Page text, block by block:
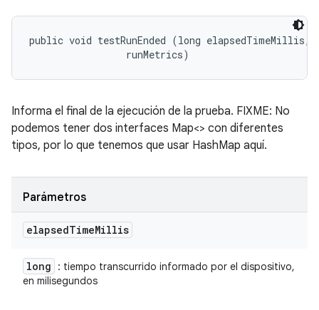
public void testRunEnded (long elapsedTimeMillis,
runMetrics)
Informa el final de la ejecución de la prueba. FIXME: No
podemos tener dos interfaces Map<> con diferentes
tipos, por lo que tenemos que usar HashMap aquí.
Parámetros
elapsedTimeMillis
long
: tiempo transcurrido informado por el dispositivo,
en milisegundos